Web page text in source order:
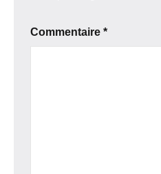
Commentaire *